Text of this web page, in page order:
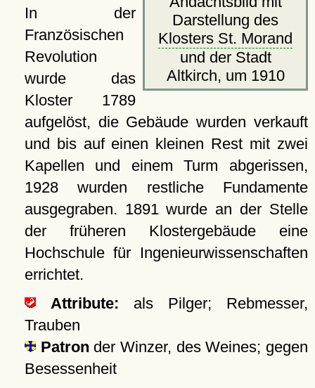
Darstellung des
Klosters St. Morand
und der Stadt
Altkirch, um 1910
In der
Französischen
Revolution
wurde das
Kloster 1789
aufgelöst, die Gebäude wurden verkauft
und bis auf einen kleinen Rest mit zwei
Kapellen und einem Turm abgerissen,
1928 wurden restliche Fundamente
ausgegraben. 1891 wurde an der Stelle
der früheren Klostergebäude eine
Hochschule für Ingenieurwissenschaften
errichtet.
Attribute: als Pilger; Rebmesser,
Trauben
Patron der Winzer, des Weines; gegen
Besessenheit